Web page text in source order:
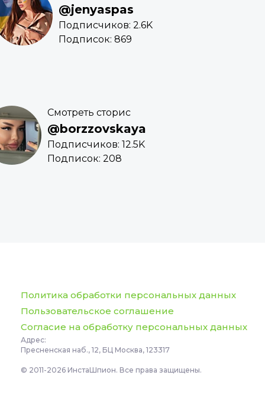
@jenyaspas
Подписчиков: 2.6K
Подписок: 869
Смотреть сторис
@borzzovskaya
Подписчиков: 12.5K
Подписок: 208
Политика обработки персональных данных
Пользовательское соглашение
Согласие на обработку персональных данных
Адрес:
Пресненская наб., 12, БЦ Москва, 123317
© 2011-2026 ИнстаШпион. Все права защищены.